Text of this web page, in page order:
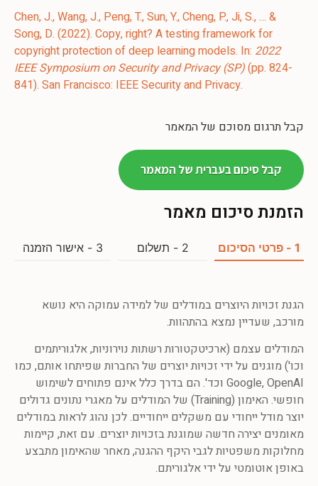
Chen, J., Wang, J., Peng, T., Sun, Y., Cheng, P., Ji, S., … &
Song, D. (2022). Copy, right? A testing framework for
copyright protection of deep learning models. In: 2022
IEEE Symposium on Security and Privacy (SP)(pp. 824-
קבל תרגום מסוכם של המאמר
קבל סיכום בעברית של המאמר
הזמנת סיכום מאמר
1 - פרטי הסיכום 2 - תשלום 3 - אישור הזמנה
הגנת זכויות היוצרים במודלים של למידה עמוקה היא נושא
מורכב, שעדיין נמצא בהתהוות.
המודלים עצמם (ארכיטקטורות רשתות נוירוניות, אלגוריתמים
וכו') מוגנים על ידי זכויות יוצרים של החברות שפיתחו אותם, כמו
Google, OpenAI וכד'. הם בדרך כלל אינם פתוחים לשימוש
חופשי. האימון (Training) של המודלים על מאגרי נתונים גדולים
יוצר מודל ייחודי עם משקלים ייחודיים. לכן נהוג לראות במודלים
מאומנים יצירה חדשה שמוגנת בזכויות יוצרים. עם זאת, קיימות
מחלוקות משפטיות לגבי היקף ההגנה, מאחר שהאימון מתבצע
באופן אוטומטי על ידי אלגוריתם.